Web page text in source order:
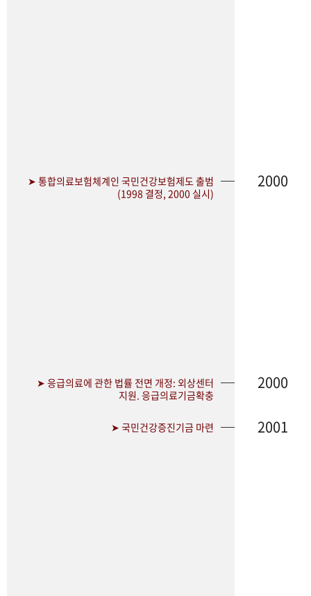
➤ 통합의료보험체계인 국민건강보험제도 출범
(1998 결정, 2000 실시)
2000
➤ 응급의료에 관한 법률 전면 개정: 외상센터
지원. 응급의료기금확충
2000
➤ 국민건강증진기금 마련 2001